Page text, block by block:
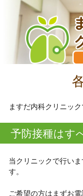
ますだ内科クリニッ
予防接種はす
当クリニックで行い
す。
ご希望の方はまずお